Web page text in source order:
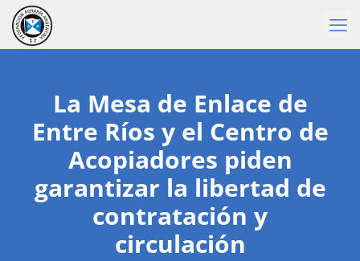
La Mesa de Enlace de
Entre Ríos y el Centro de
Acopiadores piden
garantizar la libertad de
contratación y
circulación